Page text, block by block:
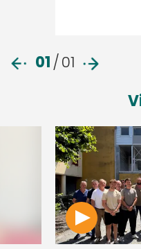
01/01